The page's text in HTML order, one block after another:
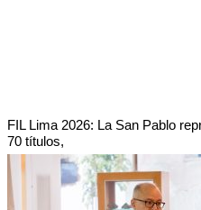
FIL Lima 2026: La San Pablo
70 títulos,